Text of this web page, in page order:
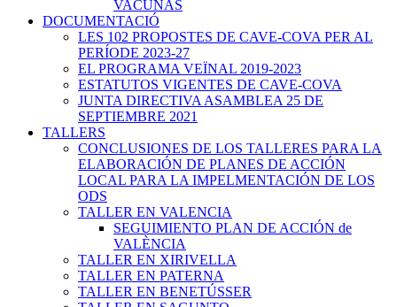
VACUNAS
DOCUMENTACIÓ
LES 102 PROPOSTES DE CAVE-COVA PER AL
PERÍODE 2023-27
EL PROGRAMA VEÏNAL 2019-2023
ESTATUTOS VIGENTES DE CAVE-COVA
JUNTA DIRECTIVA ASAMBLEA 25 DE
SEPTIEMBRE 2021
TALLERS
CONCLUSIONES DE LOS TALLERES PARA LA
ELABORACIÓN DE PLANES DE ACCIÓN
LOCAL PARA LA IMPELMENTACIÓN DE LOS
ODS
TALLER EN VALENCIA
SEGUIMIENTO PLAN DE ACCIÓN de
VALÈNCIA
TALLER EN XIRIVELLA
TALLER EN PATERNA
TALLER EN BENETÚSSER